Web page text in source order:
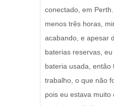
conectado, em
menos três horas,
acabando, e apesar
baterias reservas,
bateria usada, então
trabalho, o que não
pois eu estava muito